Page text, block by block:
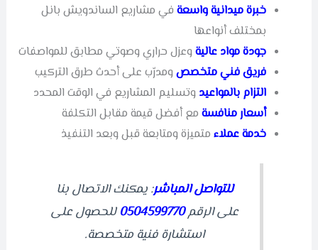
خبرة ميدانية واسعة في مشاريع الساندويش بانل
بمختلف أنواعها
جودة مواد عاليةوعزل حراري وصوتي مطابق للمواصفات
فريقفني متخصصومدرّب على أحدث طرق التركيب
التزام بالمواعيد وتسليم المشاريع في الوقت المحدد
أسعارمنافسة مع أفضل قيمة مقابل التكلفة
خدمة عملاءمتميزة ومتابعة قبل وبعد التنفيذ
للتواصل المباشر: يمكنك الاتصال بنا
على الرقم0504599770 للحصول على
استشارة فنية متخصصة.